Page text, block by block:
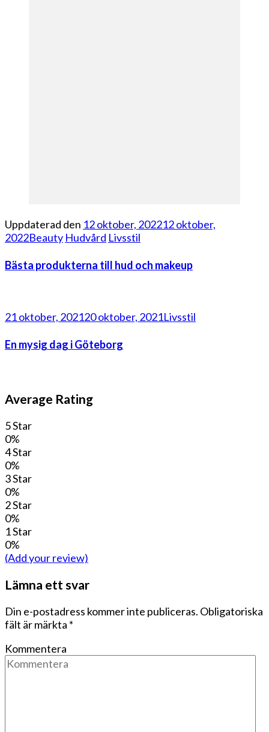
Uppdaterad den 12 oktober, 202212 oktober,
2022Beauty Hudvård Livsstil
Bästa produkterna till hud och makeup
21 oktober, 202120 oktober, 2021Livsstil
En mysig dag i Göteborg
Average Rating
5 Star
0%
4 Star
0%
3 Star
0%
2 Star
0%
1 Star
0%
(Add your review)
Lämna ett svar
Din e-postadress kommer inte publiceras. Obligatoriska
fält är märkta *
Kommentera